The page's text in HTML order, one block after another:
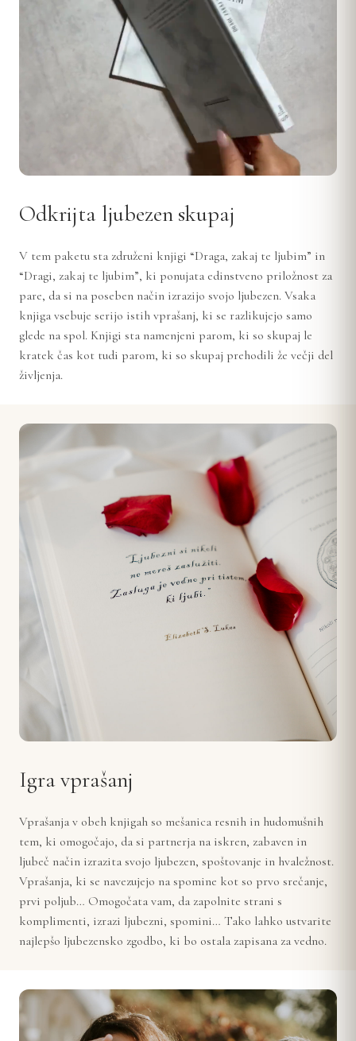
Odkrijta ljubezen skupaj
V tem paketu sta združeni knjigi “Draga, zakaj te ljubim” in
“Dragi, zakaj te ljubim”, ki ponujata edinstveno priložnost za
pare, da si na poseben način izrazijo svojo ljubezen. Vsaka
knjiga vsebuje serijo istih vprašanj, ki se razlikujejo samo
glede na spol. Knjigi sta namenjeni parom, ki so skupaj le
kratek čas kot tudi parom, ki so skupaj prehodili že večji del
življenja.
Igra vprašanj
Vprašanja v obeh knjigah so mešanica resnih in hudomušnih
tem, ki omogočajo, da si partnerja na iskren, zabaven in
ljubeč način izrazita svojo ljubezen, spoštovanje in hvaležnost.
Vprašanja, ki se navezujejo na spomine kot so prvo srečanje,
prvi poljub… Omogočata vam, da zapolnite strani s
komplimenti, izrazi ljubezni, spomini… Tako lahko ustvarite
najlepšo ljubezensko zgodbo, ki bo ostala zapisana za vedno.